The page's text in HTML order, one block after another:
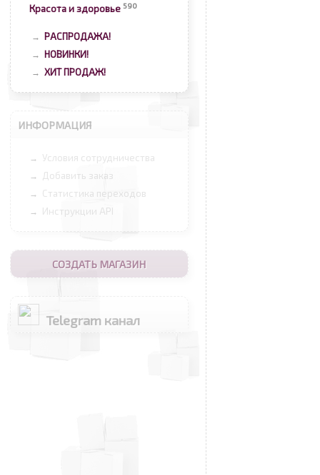
Красота и здоровье 590
→ РАСПРОДАЖА!
→ НОВИНКИ!
→ ХИТ ПРОДАЖ!
ИНФОРМАЦИЯ
→ Условия сотрудничества
→ Добавить заказ
→ Статистика переходов
→ Инструкции API
СОЗДАТЬ МАГАЗИН
Telegram канал